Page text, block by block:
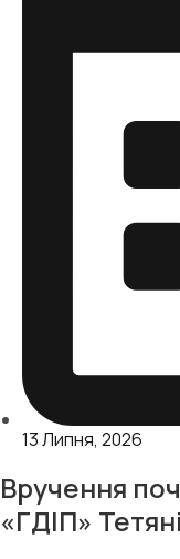
13 Липня, 2026
Вручення
«ГДІП»